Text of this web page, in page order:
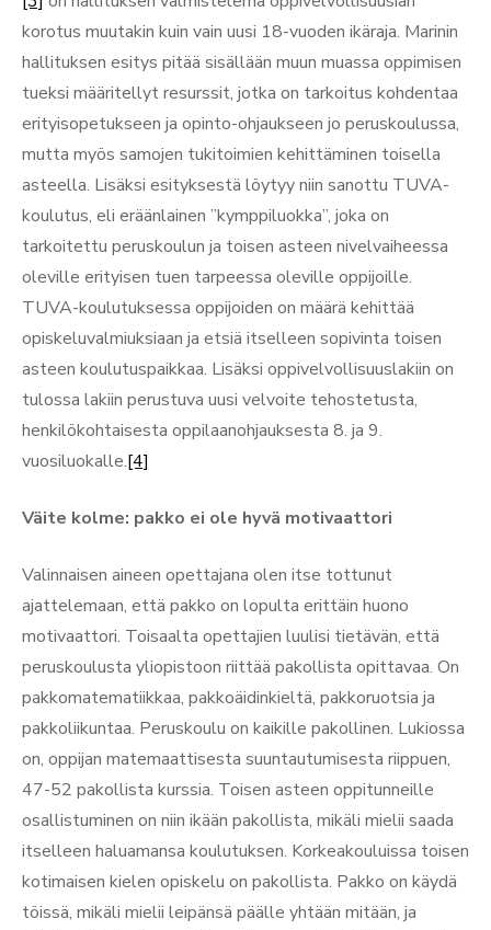
korotus muutakin kuin vain uusi 18-vuoden ikäraja. Marinin
hallituksen esitys pitää sisällään muun muassa oppimisen
tueksi määritellyt resurssit, jotka on tarkoitus kohdentaa
erityisopetukseen ja opinto-ohjaukseen jo peruskoulussa,
mutta myös samojen tukitoimien kehittäminen toisella
asteella. Lisäksi esityksestä löytyy niin sanottu TUVA-
koulutus, eli eräänlainen ”kymppiluokka”, joka on
tarkoitettu peruskoulun ja toisen asteen nivelvaiheessa
oleville erityisen tuen tarpeessa oleville oppijoille.
TUVA-koulutuksessa oppijoiden on määrä kehittää
opiskeluvalmiuksiaan ja etsiä itselleen sopivinta toisen
asteen koulutuspaikkaa. Lisäksi oppivelvollisuuslakiin on
tulossa lakiin perustuva uusi velvoite tehostetusta,
henkilökohtaisesta oppilaanohjauksesta 8. ja 9.
vuosiluokalle.[4]
Väite kolme: pakko ei ole hyvä motivaattori
Valinnaisen aineen opettajana olen itse tottunut
ajattelemaan, että pakko on lopulta erittäin huono
motivaattori. Toisaalta opettajien luulisi tietävän, että
peruskoulusta yliopistoon riittää pakollista opittavaa. On
pakkomatematiikkaa, pakkoäidinkieltä, pakkoruotsia ja
pakkoliikuntaa. Peruskoulu on kaikille pakollinen. Lukiossa
on, oppijan matemaattisesta suuntautumisesta riippuen,
47-52 pakollista kurssia. Toisen asteen oppitunneille
osallistuminen on niin ikään pakollista, mikäli mielii saada
itselleen haluamansa koulutuksen. Korkeakouluissa toisen
kotimaisen kielen opiskelu on pakollista. Pakko on käydä
töissä, mikäli mielii leipänsä päälle yhtään mitään, ja